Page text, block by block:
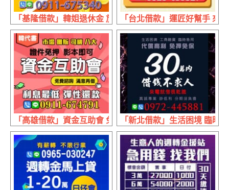
「基隆借款」韓姐退休金 放款快彈性繳 | 各行各業 現辦現領
「台北借款」運匠好幫手 來
「高雄借款」資金互助會 免費諮詢 | 滿意再借 證件免押影
「新北借款」生活困境 臨時